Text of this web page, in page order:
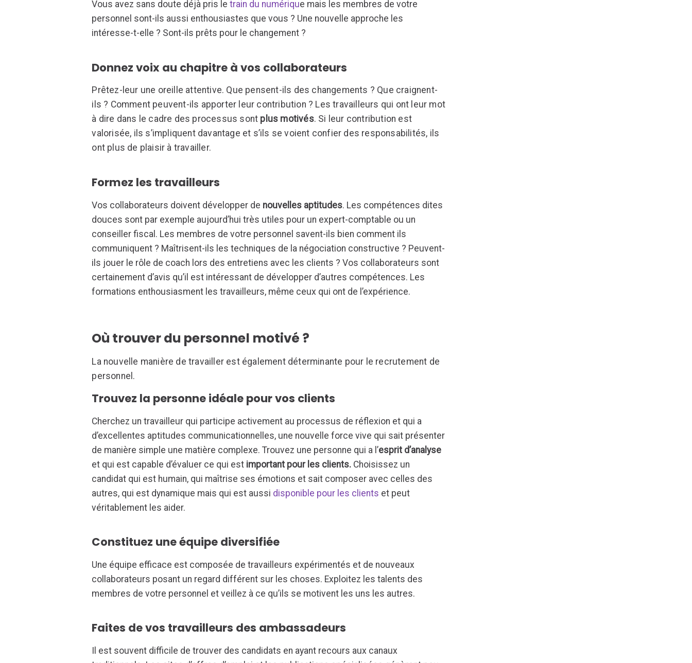
Vous avez sans doute déjà pris letrain du numérique mais les membres de votre
personnel sont-ils aussi enthousiastes que vous ? Une nouvelle approche les
intéresse-t-elle ? Sont-ils prêts pour le changement ?
Donnez voix au chapitre à vos collaborateurs
Prêtez-leur une oreille attentive. Que pensent-ils des changements ? Que craignent-
ils ? Comment peuvent-ils apporter leur contribution ? Les travailleurs qui ont leur mot
à dire dans le cadre des processus sont plus motivés. Si leur contribution est
valorisée, ils s’impliquent davantage et s’ils se voient confier des responsabilités, ils
ont plus de plaisir à travailler.
Formez les travailleurs
Vos collaborateurs doivent développer de nouvelles aptitudes. Les compétences dites
douces sont par exemple aujourd’hui très utiles pour un expert-comptable ou un
conseiller fiscal. Les membres de votre personnel savent-ils bien comment ils
communiquent ? Maîtrisent-ils les techniques de la négociation constructive ? Peuvent-
ils jouer le rôle de coach lors des entretiens avec les clients ? Vos collaborateurs sont
certainement d’avis qu’il est intéressant de développer d’autres compétences. Les
formations enthousiasment les travailleurs, même ceux qui ont de l’expérience.
Où trouver du personnel motivé ?
La nouvelle manière de travailler est également déterminante pour le recrutement de
personnel.
Trouvez la personne idéale pour vos clients
Cherchez un travailleur qui participe activement au processus de réflexion et qui a
d’excellentes aptitudes communicationnelles, une nouvelle force vive qui sait présenter
de manière simple une matière complexe. Trouvez une personne qui a l’esprit d’analyse
et qui est capable d’évaluer ce qui est important pour les clients. Choisissez un
candidat qui est humain, qui maîtrise ses émotions et sait composer avec celles des
autres, qui est dynamique mais qui est aussi disponible pour les clients et peut
véritablement les aider.
Constituez une équipe diversifiée
Une équipe efficace est composée de travailleurs expérimentés et de nouveaux
collaborateurs posant un regard différent sur les choses. Exploitez les talents des
membres de votre personnel et veillez à ce qu’ils se motivent les uns les autres.
Faites de vos travailleurs des ambassadeurs
Il est souvent difficile de trouver des candidats en ayant recours aux canaux